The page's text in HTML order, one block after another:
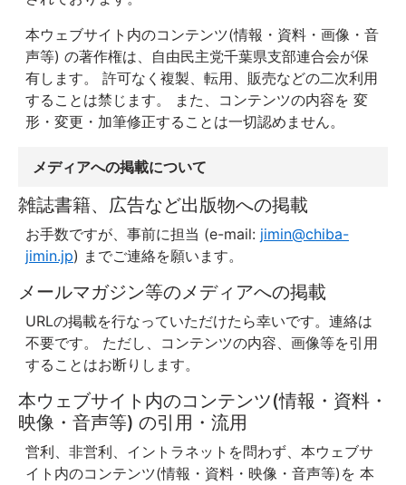
本ウェブサイト内のコンテンツ(情報・資料・画像・音
声等) の著作権は、自由民主党千葉県支部連合会が保
有します。 許可なく複製、転用、販売などの二次利用
することは禁じます。 また、コンテンツの内容を 変
形・変更・加筆修正することは一切認めません。
メディアへの掲載について
雑誌書籍、広告など出版物への掲載
お手数ですが、事前に担当 (e-mail: jimin@chiba-
jimin.jp) までご連絡を願います。
メールマガジン等のメディアへの掲載
URLの掲載を行なっていただけたら幸いです。連絡は
不要です。 ただし、コンテンツの内容、画像等を引用
することはお断りします。
本ウェブサイト内のコンテンツ(情報・資料・
映像・音声等) の引用・流用
営利、非営利、イントラネットを問わず、本ウェブサ
イト内のコンテンツ(情報・資料・映像・音声等)を 本